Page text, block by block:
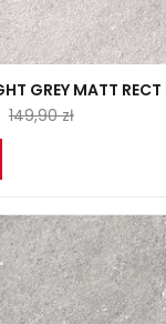
GREY MATT RECT
149,90 zł